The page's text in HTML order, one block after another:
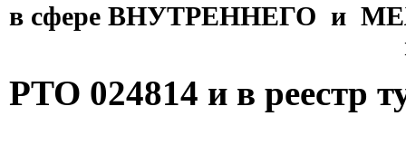
в сфере ВНУТРЕННЕГО и
РТО 024814 и в реестр